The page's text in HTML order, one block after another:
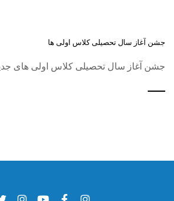
جشن آغاز سال تحصیلی کلاس اولی ها
جشن آغاز سال تحصیلی کلاس اولی های جدید